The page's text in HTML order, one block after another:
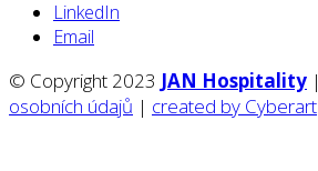
LinkedIn
Email
© Copyright 2023 JAN Hospitality |
osobních údajů | created by Cyberart